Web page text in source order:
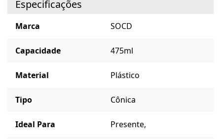
Especificações
Marca SOCD
Capacidade 475ml
Material Plástico
Tipo Cônica
Ideal Para Presente,